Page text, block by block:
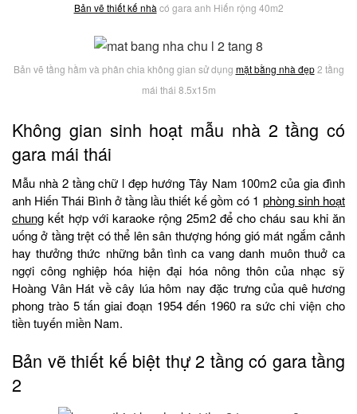
Bản vẽ thiết kế nhàcó gara anh Hiến rộng 40m2
Bản vẽ tầng hầm và phân chia không gian sử dụng mặt bằng nhà đẹp2 tầng
mái thái 8.5x15m
Không gian sinh hoạt mẫu nhà 2 tầng có
gara mái thái
Mẫu nhà 2 tầng chữ l đẹp hướng Tây Nam 100m2 của gia đình
anh Hiến Thái Bình ở tầng lầu thiết kế gồm có 1 phòng sinh hoạt
chung kết hợp với karaoke rộng 25m2 để cho cháu sau khi ăn
uống ở tầng trệt có thể lên sân thượng hóng gió mát ngắm cảnh
hay thưởng thức những bản tình ca vang danh muôn thuở ca
ngợi công nghiệp hóa hiện đại hóa nông thôn của nhạc sỹ
Hoàng Vân Hát về cây lúa hôm nay đặc trưng của quê hương
phong trào 5 tấn giai đoạn 1954 đến 1960 ra sức chi viện cho
tiền tuyến miền Nam.
Bản vẽ thiết kế biệt thự 2 tầng có gara tầng
2